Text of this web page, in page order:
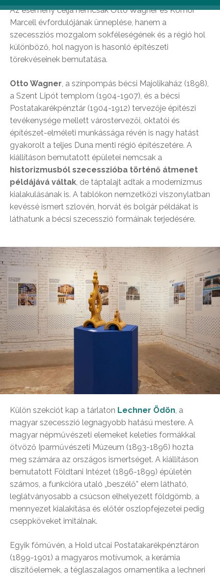
Az esemény célja nemcsak Otto Wagner és Komor
Marcell évfordulójának ünneplése, hanem a
szecessziós mozgalom sokféleségének és a régió hol
különböző, hol nagyon is hasonló építészeti
törekvéseinek bemutatása.
Otto Wagner, a színpompás bécsi Majolikaház (1898),
a Szent Lipót templom (1904-1907), és a bécsi
Postatakarékpénztár (1904-1912) tervezője építészi
tevékenysége mellett várostervezői, oktatói és
építészet-elméleti munkássága révén is nagy hatást
gyakorolt a teljes Duna menti régió építészetére. A
kiállításon bemutatott épületei nemcsak a
historizmusból szecesszióba történő átmenet
példájává váltak, de táptalajt adtak a modernizmus
kialakulásának is. A tablókon nemzetközi viszonylatban
kevéssé ismert szlovén, horvát és bolgár példákat is
láthatunk a bécsi szecesszió formáinak terjedésére.
Külön szekciót kap a tárlaton Lechner Ödön , a
magyar szecesszió legnagyobb hatású mestere. A
magyar népművészeti elemeket keleties formákkal
ötvöző Iparművészeti Múzeum (1893-1896) hozta
meg számára az országos ismertséget. A kiállításon
bemutatott Földtani Intézet (1896-1899) épületén
számos, a funkcióra utaló „beszélő” elem látható,
leglátványosabb a csúcson elhelyezett földgömb, a
mennyezet kialakítása és előtér oszlopfejezetei pedig
cseppköveket imitálnak.
Egyik főművén, a Hold utcai Postatakarékpénztáron
(1899-1901) a magyaros motívumok, a kerámia
díszítőelemek, a téglaszalagos ornamentika a lechneri